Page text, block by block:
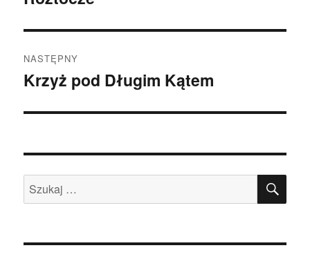
NASTĘPNY
Następny
Krzyż pod Długim Kątem
Szukaj: